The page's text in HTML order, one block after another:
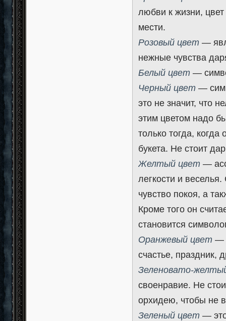
любви к жизни,
мести.
Розовый цвет —
нежные чувства
Белый цвет —
Черный цвет —
это не значит, что
этим цветом надо
только тогда,
букета. Не стоит
Желтый цвет —
легкости и
чувство покоя, а
Кроме того он
становится
Оранжевый цвет —
счастье, праздник,
Зеленовато-
своенравие. Не
орхидею, чтобы не
Зеленый цвет —